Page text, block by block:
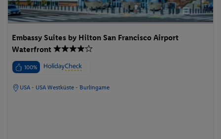
Embassy Suites by Hilton San Francisco Airport
Waterfront
100%
USA - USA Westküste - Burlingame